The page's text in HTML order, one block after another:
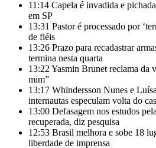
11:14 Capela é invadida e
em SP
13:31 Pastor é processado por
de fiéis
13:26 Prazo para recadastrar
termina nesta quarta
13:22 Yasmin Brunet reclama da
mim”
13:17 Whindersson Nunes e
internautas especulam volta do
13:00 Defasagem nos estudos
recuperada, diz pesquisa
12:53 Brasil melhora e sobe 18
liberdade de imprensa